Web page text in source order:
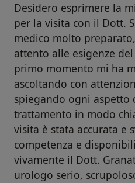
Desidero esprimere la
per la visita con il Dott.
medico molto
attento alle esigenze
primo momento mi ha
ascoltando con
spiegando ogni aspetto
trattamento in modo
visita è stata accurata e
competenza e
vivamente il Dott.
urologo serio,